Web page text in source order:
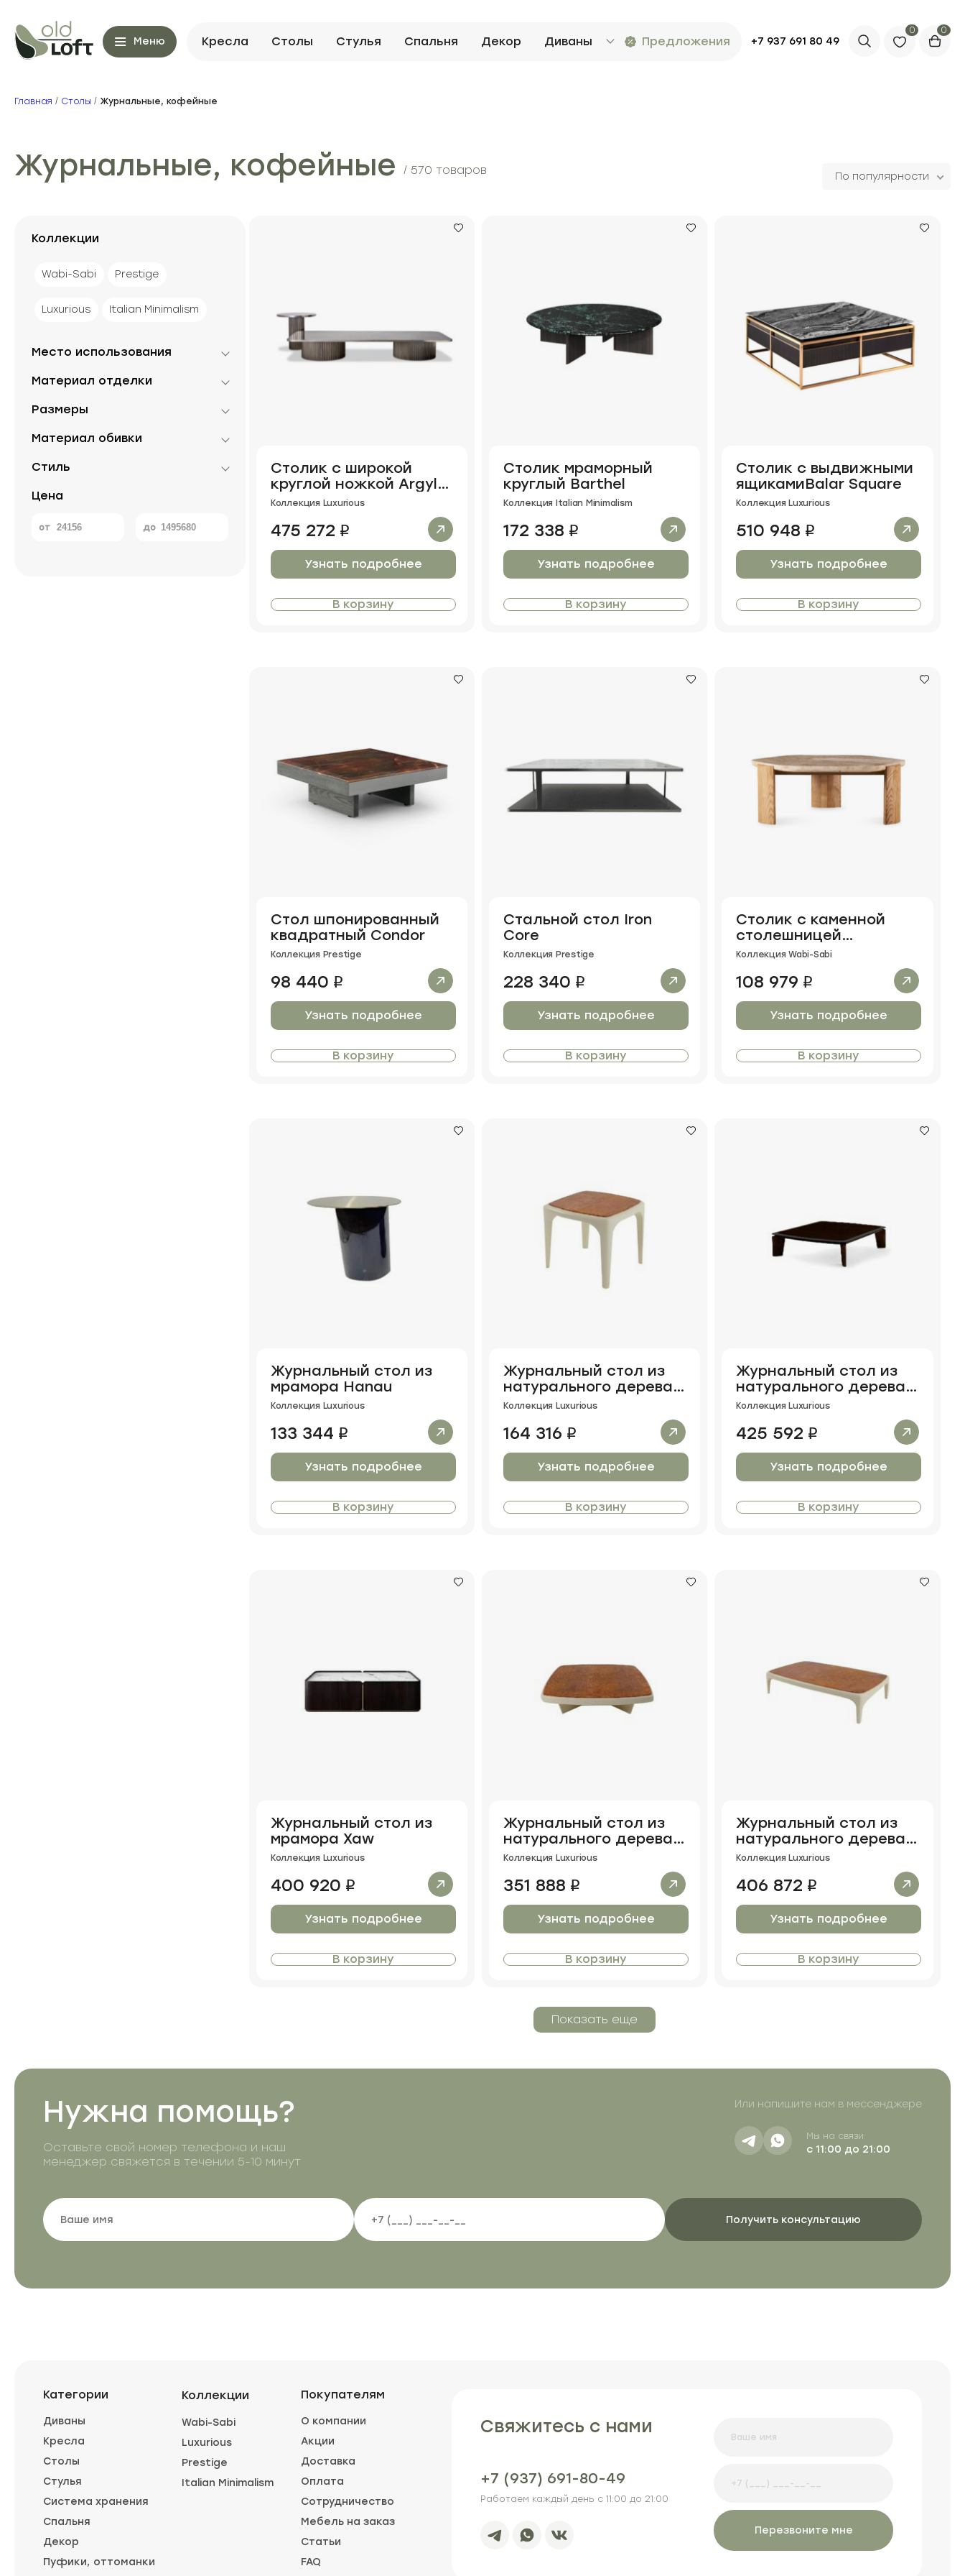
Меню Кресла Столы Стулья Спальня Декор Диваны Предложения +7 937 691 80 49
0
Главная / Столы / Журнальные, кофейные
Журнальные, кофейные / 570 товаров По популярности
Коллекции
Wabi-Sabi Prestige
Luxurious Italian Minimalism
Место использования
Материал отделки
Размеры
Материал обивки
Стиль
Цена
от до
Столик с широкой
круглой ножкой Argyle
Circle
Коллекция Luxurious
475 272 i
Узнать подробнее
В корзину
Столик мраморный
круглый Barthel
Коллекция Italian Minimalism
172 338 i
Узнать подробнее
В корзину
Столик с выдвижными
ящикамиBalar Square
Коллекция Luxurious
510 948 i
Узнать подробнее
В корзину
Стол шпонированный
квадратный Condor
Коллекция Prestige
98 440 i
Узнать подробнее
В корзину
Стальной стол Iron
Core
Коллекция Prestige
228 340 i
Узнать подробнее
В корзину
Столик с каменной
столешницей
Stonecraft
Коллекция Wabi-Sabi
108 979 i
Узнать подробнее
В корзину
Журнальный стол из
мрамора Hanau
Коллекция Luxurious
133 344 i
Узнать подробнее
В корзину
Журнальный стол из
натурального дерева
Welestor mini 2
Коллекция Luxurious
164 316 i
Узнать подробнее
В корзину
Журнальный стол из
натурального дерева
Brieta
Коллекция Luxurious
425 592 i
Узнать подробнее
В корзину
Журнальный стол из
мрамора Xaw
Коллекция Luxurious
400 920 i
Узнать подробнее
В корзину
Журнальный стол из
натурального дерева
Welestor mini
Коллекция Luxurious
351 888 i
Узнать подробнее
В корзину
Журнальный стол из
натурального дерева
Welestor
Коллекция Luxurious
406 872 i
Узнать подробнее
В корзину
Показать еще
Нужна помощь?
Оставьте свой номер телефона и наш
менеджер свяжется в течении 5-10 минут
Или напишите нам в мессенджере
Мы на связи:
с 11:00 до 21:00
Категории
Диваны
Кресла
Столы
Стулья
Система хранения
Спальня
Декор
Пуфики, оттоманки
Коллекции
Wabi-Sabi
Luxurious
Prestige
Italian Minimalism
Покупателям
О компании
Акции
Доставка
Оплата
Сотрудничество
Мебель на заказ
Статьи
FAQ
Свяжитесь с нами
+7 (937) 691-80-49
Работаем каждый день с 11:00 до 21:00